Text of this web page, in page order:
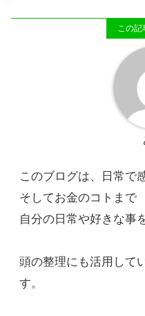
このブログは、日常で
そしてお金のコトまで
自分の日常や好きな事
頭の整理にも活用して
す。